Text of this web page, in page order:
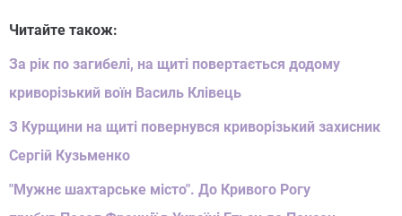
Читайте також:
За рік по загибелі, на щиті повертається додому
криворізький воїн Василь Клівець
З Курщини на щиті повернувся криворізький захисник
Сергій Кузьменко
"Мужнє шахтарське місто". До Кривого Рогу